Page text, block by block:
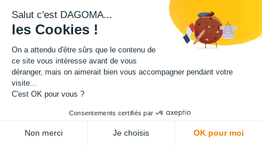
Cette bobine de teinte blanche est disponible en format 750g.
Diamètre : 1.75 mm
Salut c'est DAGOMA...
les Cookies !
On a attendu d'être sûrs que le contenu de
ce site vous intéresse avant de vous
déranger, mais on aimerait bien vous accompagner pendant votre
visite...
C'est OK pour vous ?
Consentements certifiés par
Non merci Je choisis OK pour moi